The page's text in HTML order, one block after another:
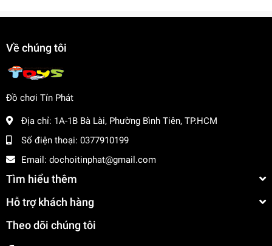
Về chúng tôi
Đồ chơi Tín Phát
Địa chỉ: 1A-1B Bà Lài, Phường Bình Tiên, TP.HCM
Số điện thoại: 0377910199
Email: dochoitinphat@gmail.com
Tìm hiểu thêm
Hỗ trợ khách hàng
Theo dõi chúng tôi